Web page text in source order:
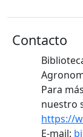
Contacto
Para
nuestro
https://
E-mail: